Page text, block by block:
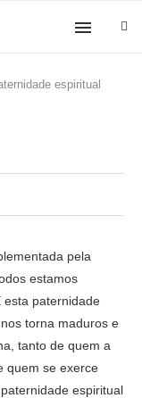
espiritual
pela
estamos
esta paternidade
torna maduros e
tanto de quem a
quem se exerce
espiritual